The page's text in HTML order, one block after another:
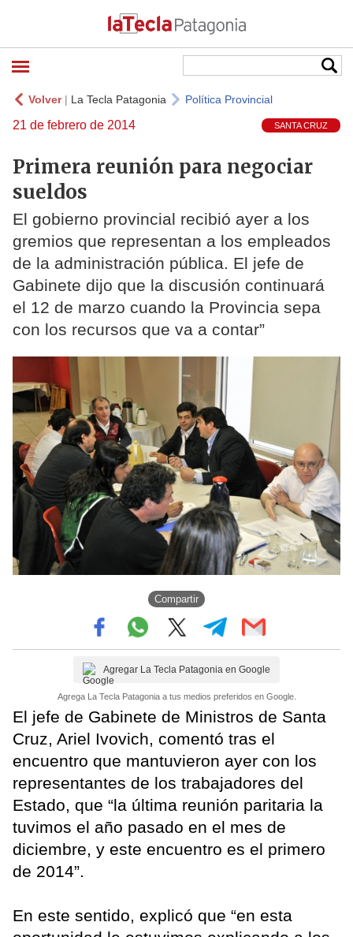
Volver| La Tecla Patagonia Política Provincial
21 de febrero de 2014 SANTA CRUZ
Primera reunión para negociar
sueldos
El gobierno provincial recibió ayer a los
gremios que representan a los empleados
de la administración pública. El jefe de
Gabinete dijo que la discusión continuará
el 12 de marzo cuando la Provincia sepa
con los recursos que va a contar”
Compartir
Agregar La Tecla Patagonia en Google
Agrega La Tecla Patagonia a tus medios preferidos en Google.
El jefe de Gabinete de Ministros de Santa
Cruz, Ariel Ivovich, comentó tras el
encuentro que mantuvieron ayer con los
representantes de los trabajadores del
Estado, que “la última reunión paritaria la
tuvimos el año pasado en el mes de
diciembre, y este encuentro es el primero
de 2014”.
En este sentido, explicó que “en esta